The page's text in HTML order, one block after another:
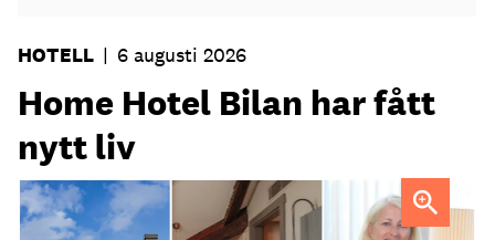
HOTELL | 6 augusti 2026
Home Hotel Bilan har fått
nytt liv
Anna Sundenhammar, General Manager på Home Hotel
Bilan.